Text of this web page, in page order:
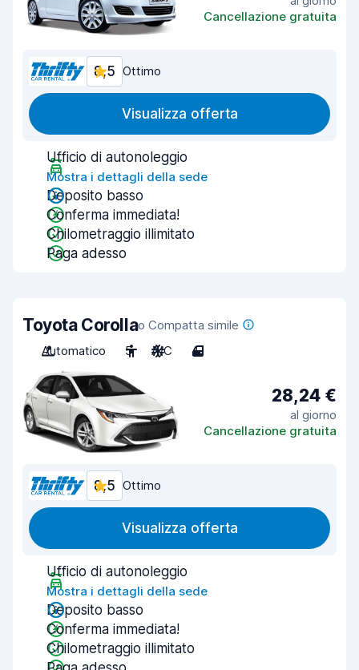
Cancellazione gratuita
8,5 Ottimo
Visualizza offerta
Ufficio di autonoleggio
Mostra i dettagli della sede
Deposito basso
Conferma immediata!
Chilometraggio illimitato
Paga adesso
Toyota Corollao Compatta simile
Automatico
5 A/C 4
28,24 €
al giorno
Cancellazione gratuita
8,5 Ottimo
Visualizza offerta
Ufficio di autonoleggio
Mostra i dettagli della sede
Deposito basso
Conferma immediata!
Chilometraggio illimitato